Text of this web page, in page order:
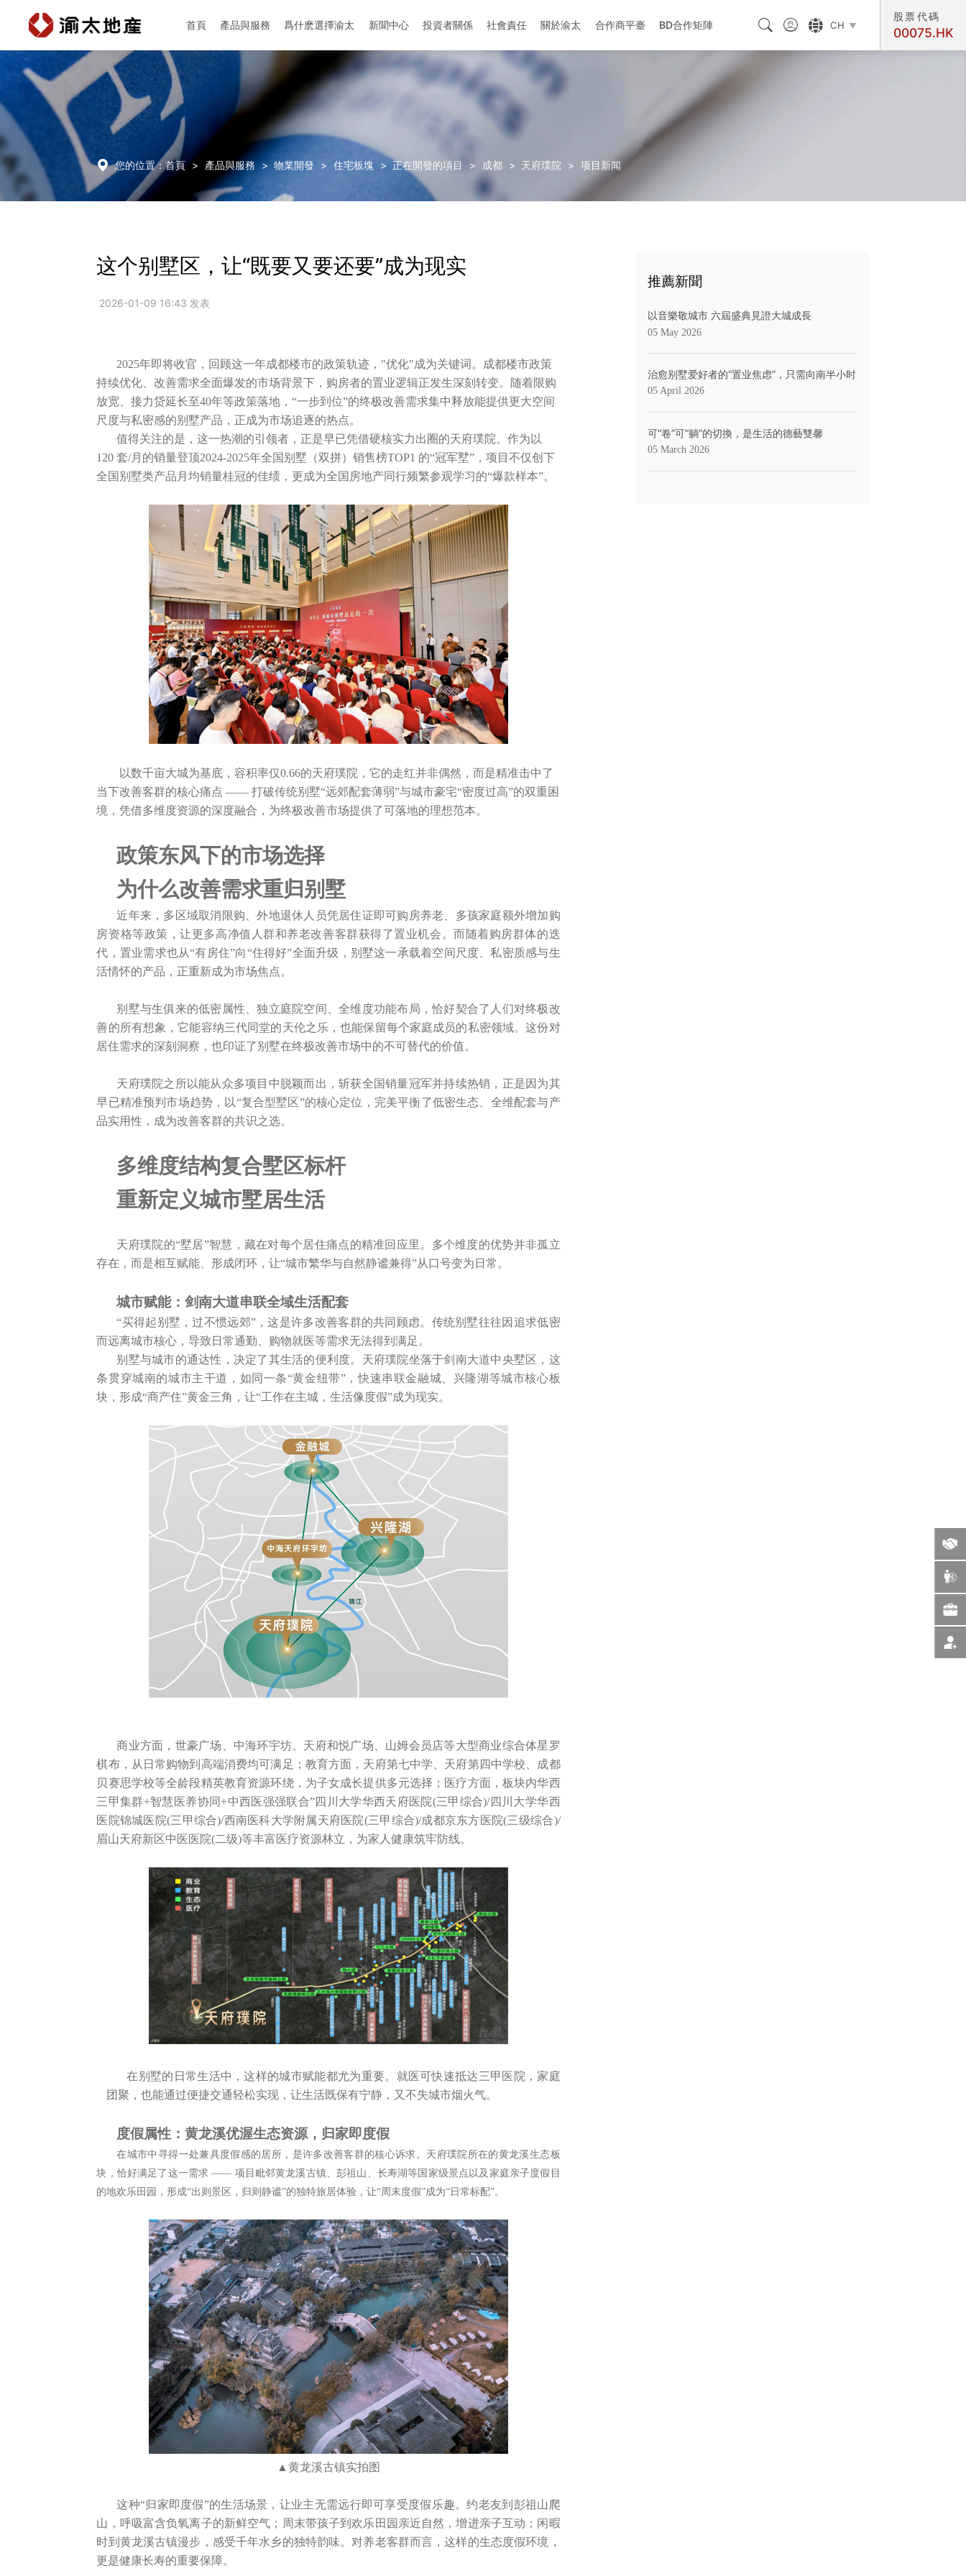
首頁 產品與服務 爲什麽選擇渝太 新聞中心 投資者關係 社會責任 關於渝太 合作商平臺 BD合作矩陣    CH 
股票代碼
00075.HK
首頁
產品與服務
爲什麽選擇渝太
關於渝太
合作商平臺
BD合作矩陣
JP
登录您的帐户
 您的位置：首頁 > 產品與服務 > 物業開發 > 住宅板塊 > 正在開發的項目 > 成都 > 天府璞院 > 项目新闻
这个别墅区，让“既要又要还要”成为现实
2026-01-09 16:43 发表
2025年即将收官，回顾这一年成都楼市的政策轨迹，"优化"成为关键词。成都楼市政策
持续优化、改善需求全面爆发的市场背景下，购房者的置业逻辑正发生深刻转变。随着限购
放宽、接力贷延长至40年等政策落地，“一步到位”的终极改善需求集中释放能提供更大空间
尺度与私密感的别墅产品，正成为市场追逐的热点。
值得关注的是，这一热潮的引领者，正是早已凭借硬核实力出圈的天府璞院。作为以
120 套/月的销量登顶2024-2025年全国别墅（双拼）销售榜TOP1 的“冠军墅”，项目不仅创下
全国别墅类产品月均销量桂冠的佳绩，更成为全国房地产同行频繁参观学习的“爆款样本”。
以数千亩大城为基底，容积率仅0.66的天府璞院，它的走红并非偶然，而是精准击中了
当下改善客群的核心痛点 —— 打破传统别墅“远郊配套薄弱”与城市豪宅“密度过高”的双重困
境，凭借多维度资源的深度融合，为终极改善市场提供了可落地的理想范本。
政策东风下的市场选择
为什么改善需求重归别墅
近年来，多区域取消限购、外地退休人员凭居住证即可购房养老、多孩家庭额外增加购
房资格等政策，让更多高净值人群和养老改善客群获得了置业机会。而随着购房群体的迭
代，置业需求也从“有房住”向“住得好”全面升级，别墅这一承载着空间尺度、私密质感与生
活情怀的产品，正重新成为市场焦点。
别墅与生俱来的低密属性、独立庭院空间、全维度功能布局，恰好契合了人们对终极改
善的所有想象，它能容纳三代同堂的天伦之乐，也能保留每个家庭成员的私密领域。这份对
居住需求的深刻洞察，也印证了别墅在终极改善市场中的不可替代的价值。
天府璞院之所以能从众多项目中脱颖而出，斩获全国销量冠军并持续热销，正是因为其
早已精准预判市场趋势，以“复合型墅区”的核心定位，完美平衡了低密生态、全维配套与产
品实用性，成为改善客群的共识之选。
多维度结构复合墅区标杆
重新定义城市墅居生活
天府璞院的“墅居”智慧，藏在对每个居住痛点的精准回应里。多个维度的优势并非孤立
存在，而是相互赋能、形成闭环，让“城市繁华与自然静谧兼得”从口号变为日常。
城市赋能：剑南大道串联全域生活配套
“买得起别墅，过不惯远郊”，这是许多改善客群的共同顾虑。传统别墅往往因追求低密
而远离城市核心，导致日常通勤、购物就医等需求无法得到满足。
别墅与城市的通达性，决定了其生活的便利度。天府璞院坐落于剑南大道中央墅区，这
条贯穿城南的城市主干道，如同一条“黄金纽带”，快速串联金融城、兴隆湖等城市核心板
块，形成“商产住”黄金三角，让“工作在主城，生活像度假”成为现实。
商业方面，世豪广场、中海环宇坊、天府和悦广场、山姆会员店等大型商业综合体星罗
棋布，从日常购物到高端消费均可满足；教育方面，天府第七中学、天府第四中学校、成都
贝赛思学校等全龄段精英教育资源环绕，为子女成长提供多元选择；医疗方面，板块内华西
三甲集群+智慧医养协同+中西医强强联合”四川大学华西天府医院(三甲综合)/四川大学华西
医院锦城医院(三甲综合)/西南医科大学附属天府医院(三甲综合)/成都京东方医院(三级综合)/
眉山天府新区中医医院(二级)等丰富医疗资源林立，为家人健康筑牢防线。
在别墅的日常生活中，这样的城市赋能都尤为重要。就医可快速抵达三甲医院，家庭
团聚，也能通过便捷交通轻松实现，让生活既保有宁静，又不失城市烟火气。
度假属性：黄龙溪优渥生态资源，归家即度假
在城市中寻得一处兼具度假感的居所，是许多改善客群的核心诉求。天府璞院所在的黄龙溪生态板
块，恰好满足了这一需求 —— 项目毗邻黄龙溪古镇、彭祖山、长寿湖等国家级景点以及家庭亲子度假目
的地欢乐田园，形成“出则景区，归则静谧”的独特旅居体验，让“周末度假”成为“日常标配”。
▲ 黄龙溪古镇实拍图
这种“归家即度假”的生活场景，让业主无需远行即可享受度假乐趣。约老友到彭祖山爬
山，呼吸富含负氧离子的新鲜空气；周末带孩子到欢乐田园亲近自然，增进亲子互动；闲暇
时到黄龙溪古镇漫步，感受千年水乡的独特韵味。对养老客群而言，这样的生态度假环境，
更是健康长寿的重要保障。
推薦新聞
以音樂敬城市 六屆盛典見證大城成長
05 May 2026
治愈别墅爱好者的“置业焦虑”，只需向南半小时
05 April 2026
可“卷”可“躺”的切換，是生活的德藝雙馨
05 March 2026